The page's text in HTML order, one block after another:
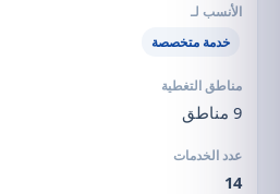
خدمة متخصصة
9 مناطق
14